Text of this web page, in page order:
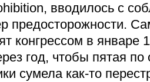
вводилось с
предосторожности.
конгрессом в январе
год, чтобы пятая
сумела как-то